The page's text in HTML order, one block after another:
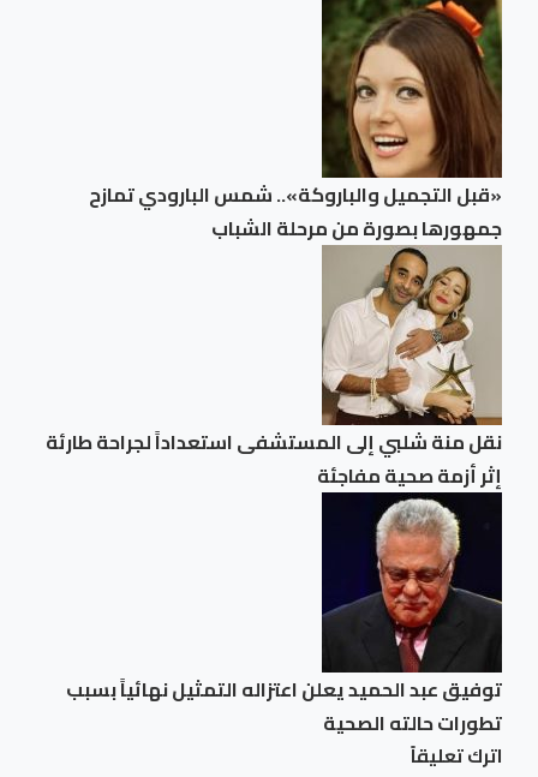
«قبل التجميل والباروكة».. شمس البارودي تمازح
جمهورها بصورة من مرحلة الشباب
نقل منة شلبي إلى المستشفى استعداداً لجراحة طارئة
إثر أزمة صحية مفاجئة
توفيق عبد الحميد يعلن اعتزاله التمثيل نهائياً بسبب
تطورات حالته الصحية
اترك تعليقاً